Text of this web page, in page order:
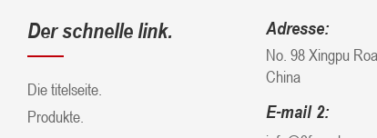
Der schnelle link.
Die titelseite.
Produkte.
Adresse:
No. 98 Xingpu
China
E-mail 2: